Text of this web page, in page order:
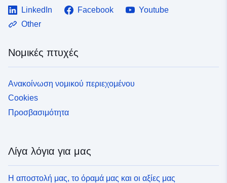
LinkedIn Facebook
Youtube
Other
Νομικές πτυχές
Ανακοίνωση νομικού περιεχομένου
Cookies
Προσβασιμότητα
Λίγα λόγια για μας
Η αποστολή μας, το όραμά μας και οι αξίες μας